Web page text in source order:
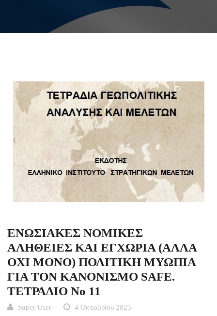
ΕΝΩΣΙΑΚΕΣ ΝΟΜΙΚΕΣ
ΑΛΗΘΕΙΕΣ KΑΙ ΕΓΧΩΡΙΑ (ΑΛΛΑ
ΟΧΙ MΟΝΟ) ΠΟΛΙΤΙΚΗ ΜΥΩΠΙΑ
ΓΙΑ ΤΟΝ ΚΑΝΟΝΙΣΜΟ SAFE.
ΤΕΤΡΑΔΙΟ Νο 11
Super User
4 Οκτωβρίου 2025